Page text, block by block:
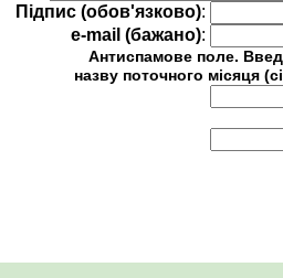
Підпис (обов'язково):
e-mail (бажано):
Антиспамове поле.
назву поточного місяця